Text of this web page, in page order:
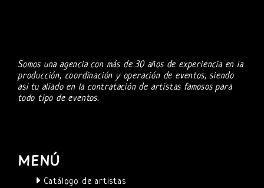
Somos una agencia con más de 30 años de experiencia en la
producción, coordinación y operación de eventos, siendo
asi tu aliado en la contratación de artistas famosos para
todo tipo de eventos.
MENÚ
Catálogo de artistas